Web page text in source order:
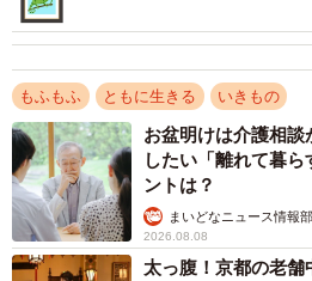
もふもふ ともに生きる いきもの
お盆明けは介護相
したい「離れて暮
ントは？
まいどなニュース情報部
2026.08.08
太っ腹！京都の老